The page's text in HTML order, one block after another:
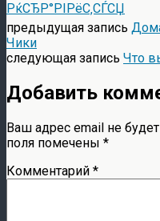
РќСЂР°РІРёС‚СЃСЏ
предыдущая запись
Чики
следующая запись Что
Добавить
Ваш адрес email не
поля помечены *
Комментарий *